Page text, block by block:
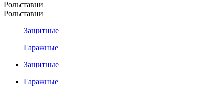
Рольставни
Рольставни
Защитные
Гаражные
Защитные
Гаражные